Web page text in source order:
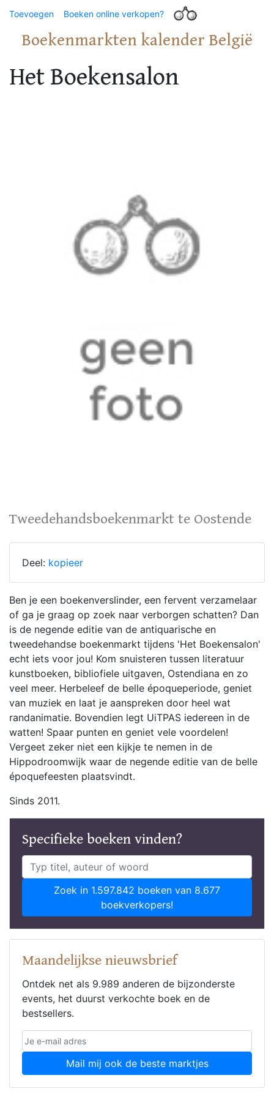
Toevoegen Boeken online verkopen?
Boekenmarkten kalender België
Het Boekensalon
Tweedehandsboekenmarkt te Oostende
Deel: kopieer
Ben je een boekenverslinder, een fervent verzamelaar
of ga je graag op zoek naar verborgen schatten? Dan
is de negende editie van de antiquarische en
tweedehandse boekenmarkt tijdens 'Het Boekensalon'
echt iets voor jou! Kom snuisteren tussen literatuur
kunstboeken, bibliofiele uitgaven, Ostendiana en zo
veel meer. Herbeleef de belle époqueperiode, geniet
van muziek en laat je aanspreken door heel wat
randanimatie. Bovendien legt UiTPAS iedereen in de
watten! Spaar punten en geniet vele voordelen!
Vergeet zeker niet een kijkje te nemen in de
Hippodroomwijk waar de negende editie van de belle
époquefeesten plaatsvindt.
Sinds 2011.
Specifieke boeken vinden?
Zoek in 1.597.842 boeken van 8.677
boekverkopers!
Maandelijkse nieuwsbrief
Ontdek net als 9.989 anderen de bijzonderste
events, het duurst verkochte boek en de
bestsellers.
Mail mij ook de beste marktjes